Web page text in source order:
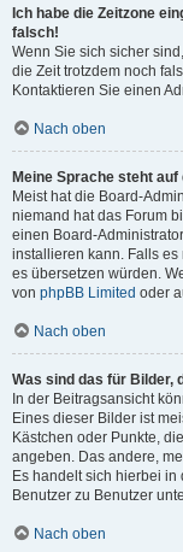
Ich habe die Zeitzone
falsch!
Wenn Sie sich sicher
die Zeit trotzdem noch
Kontaktieren Sie einen
Nach oben
Meine Sprache steht
Meist hat die Board-
niemand hat das Forum
einen Board-
installieren kann. Falls
es übersetzen würden.
von phpBB Limited oder
Nach oben
Was sind das für Bilder,
In der Beitragsansicht
Eines dieser Bilder ist
Kästchen oder Punkte,
angeben. Das andere,
Es handelt sich hierbei
Benutzer zu Benutzer
Nach oben